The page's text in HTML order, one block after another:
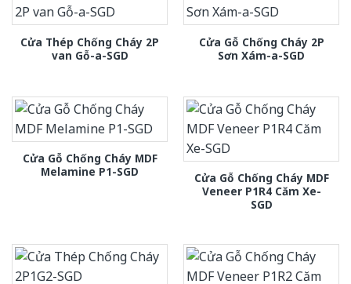
Cửa Thép Chống Cháy 2P
van Gỗ-a-SGD
Cửa Gỗ Chống Cháy 2P
Sơn Xám-a-SGD
Cửa Gỗ Chống Cháy MDF
Melamine P1-SGD
Cửa Gỗ Chống Cháy MDF
Veneer P1R4 Căm Xe-
SGD